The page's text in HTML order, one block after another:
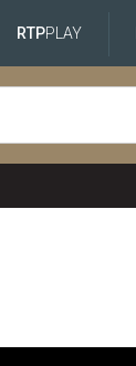
RTPPLAY